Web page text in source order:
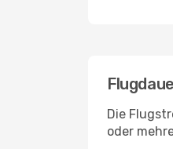
Die
oder